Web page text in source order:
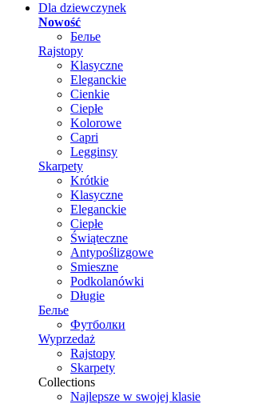
Dla dziewczynek
Nowość
Белье
Rajstopy
Klasyczne
Eleganckie
Cienkie
Ciepłe
Kolorowe
Capri
Legginsy
Skarpety
Krótkie
Klasyczne
Eleganckie
Ciepłe
Świąteczne
Antypoślizgowe
Smieszne
Podkolanówki
Długie
Белье
Футболки
Wyprzedaż
Rajstopy
Skarpety
Collections
Najlepsze w swojej klasie